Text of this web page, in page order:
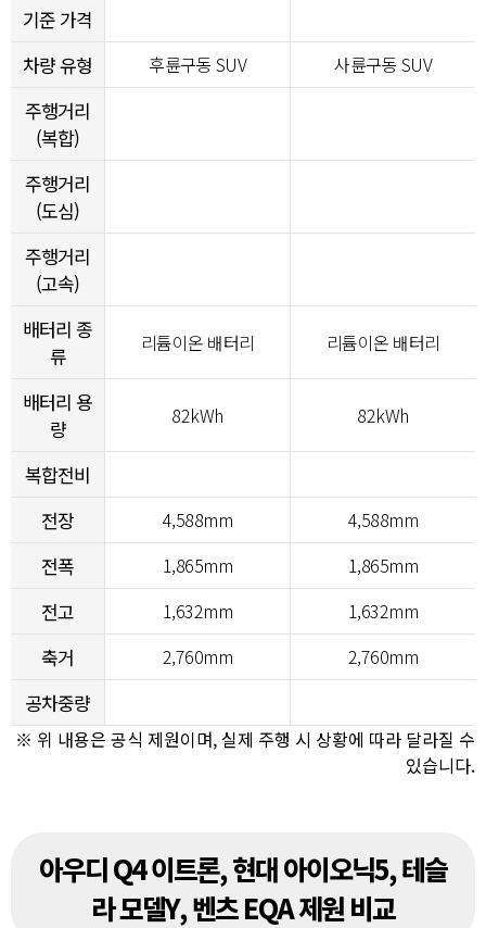
기준 가격
차량 유형
후륜구동 SUV 사륜구동 SUV
주행거리
(복합)
주행거리
(도심)
주행거리
(고속)
배터리 종
류
리튬이온 배터리 리튬이온 배터리
배터리 용
량
82kWh 82kWh
복합전비
전장
4,588mm 4,588mm
전폭 1,865mm 1,865mm
전고 1,632mm 1,632mm
축거 2,760mm 2,760mm
공차중량
※ 위 내용은 공식 제원이며, 실제 주행 시 상황에 따라 달라질 수
있습니다.
아우디 Q4 이트론, 현대 아이오닉5, 테슬
라 모델Y, 벤츠 EQA 제원 비교